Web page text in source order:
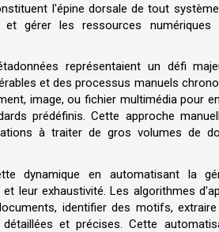
l'épine dorsale de tout
gérer les ressources numériques
représentaient un défi
et des processus manuels
image, ou fichier multimédia pour
prédéfinis. Cette approche
à traiter de gros volumes de
dynamique en automatisant la
leur exhaustivité. Les algorithmes
identifier des motifs,
et précises. Cette